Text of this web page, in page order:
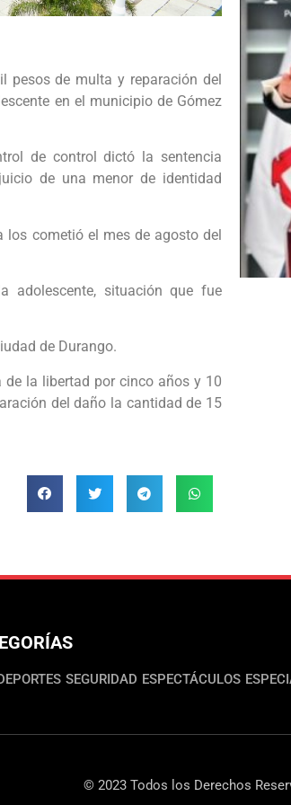
pesos de multa y reparación del
en el municipio de Gómez
de control dictó la sentencia
de una menor de identidad
los cometió el mes de agosto del
adolescente, situación que fue
de Durango.
la libertad por cinco años y 10
del daño la cantidad de 15
SEGURIDAD ESPECTÁCULOS
© 2023 Todos los Derechos